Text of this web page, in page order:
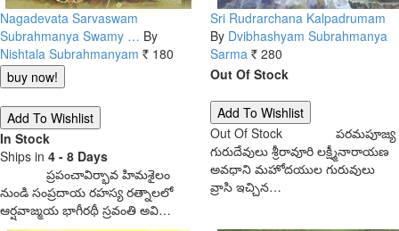
Nagadevata Sarvaswam
Subrahmanya Swamy … By
Nishtala Subrahmanyam
Rs. 180
In Stock
Ships in 4 - 8 Days
ప్రపంచావిర్భావ హిమశైలం
నుండి సంప్రదాయ రహస్య రత్నాలలో
ఆర్షవాజ్మయ భాగీరథీ స్రవంతి అవి…
Sri Rudrarchana Kalpadrumam
By Dvibhashyam Subrahmanya
Sarma Rs.
280
Out Of Stock
Out Of Stock
పరమపూజ్య
గురుదేవులు శ్రీరావూరి లక్ష్మీనారాయణ
అవధాని మహోదయుల గురువులు
వ్రాసి ఇచ్చిన…